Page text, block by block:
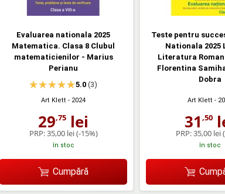
Evaluarea nationala 2025
Matematica. Clasa 8 Clubul
matematicienilor - Marius
Perianu
5.0(3)
Art Klett - 2024
29,75 lei
PRP:35,00 lei(-15%)
în stoc
Cumpără
Teste pentru
Nationala 2025
Literatura
Florentina
Dobra
Art Klett -
31 ,50
PRP:35,00 lei
în stoc